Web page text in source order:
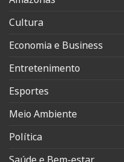
Cultura
Economia e Business
Entretenimento
Esportes
Meio Ambiente
Política